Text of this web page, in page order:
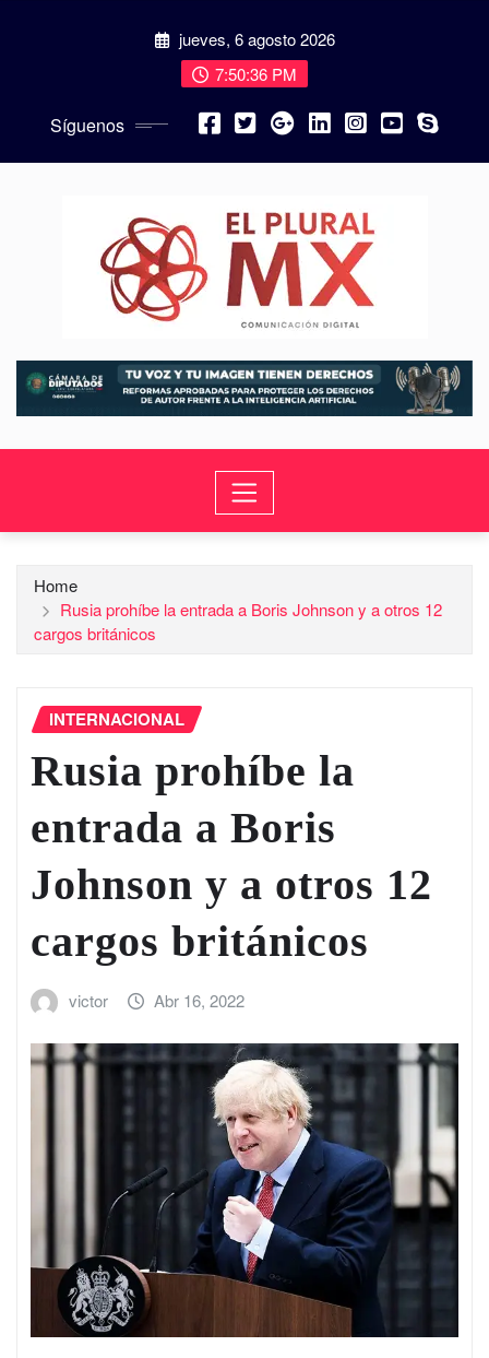
jueves, 6 agosto 2026
7:50:38 PM
Síguenos
Home
Rusia prohíbe la entrada a Boris Johnson y a otros 12
cargos británicos
INTERNACIONAL
Rusia prohíbe la
entrada a Boris
Johnson y a otros 12
cargos británicos
victor Abr 16, 2022